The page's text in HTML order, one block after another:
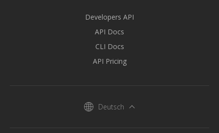
Developers API
API Docs
CLI Docs
API Pricing
Deutsch